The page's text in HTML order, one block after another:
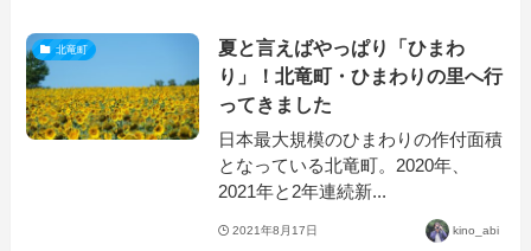
北竜町
夏と言えばやっぱり「ひまわ
り」！北竜町・ひまわりの里へ行
ってきました
日本最大規模のひまわりの作付面積
となっている北竜町。2020年、
2021年と2年連続新...
2021年8月17日 kino_abi